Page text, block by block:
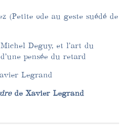
(Petite ode au geste suédé de
Deguy, et l’art du
pensée du retard
Legrand
de Xavier Legrand